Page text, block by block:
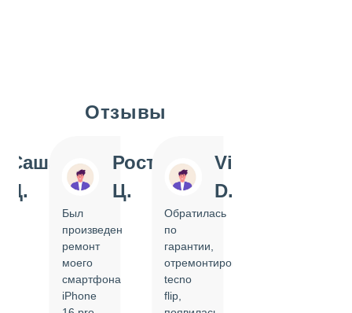
Отзывы
Саша
Д.
Ростислав
Ц.
Был
произведен
ремонт
моего
смартфона
iPhone
Vi
D.
Обратилась
по
гарантии,
отремонтировать
tecno
flip,